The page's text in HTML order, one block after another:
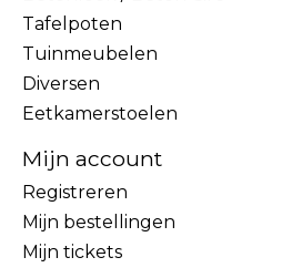
Tafelpoten
Tuinmeubelen
Diversen
Eetkamerstoelen
Mijn account
Registreren
Mijn bestellingen
Mijn tickets